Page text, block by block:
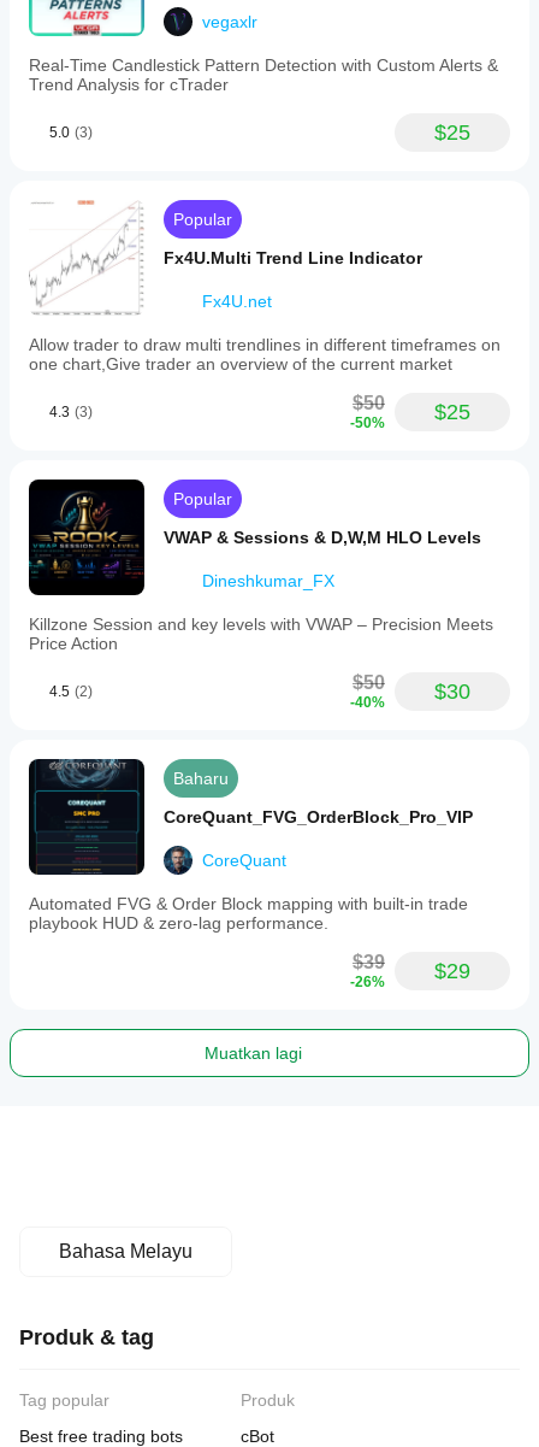
vegaxlr
Real-Time Candlestick Pattern Detection with Custom Alerts &
Trend Analysis for cTrader
5.0 (3) $25
Popular
Fx4U.Multi Trend Line Indicator
Fx4U.net
Allow trader to draw multi trendlines in different timeframes on
one chart,Give trader an overview of the current market
4.3 (3) $50
-50% $25
Popular
VWAP & Sessions & D,W,M HLO Levels
Dineshkumar_FX
Killzone Session and key levels with VWAP – Precision Meets
Price Action
4.5 (2) $50
-40% $30
Baharu
CoreQuant_FVG_OrderBlock_Pro_VIP
CoreQuant
Automated FVG & Order Block mapping with built-in trade
playbook HUD & zero-lag performance.
$39
-26% $29
Muatkan lagi
Bahasa Melayu
Produk & tag
Tag popular
Best free trading bots
Produk
cBot